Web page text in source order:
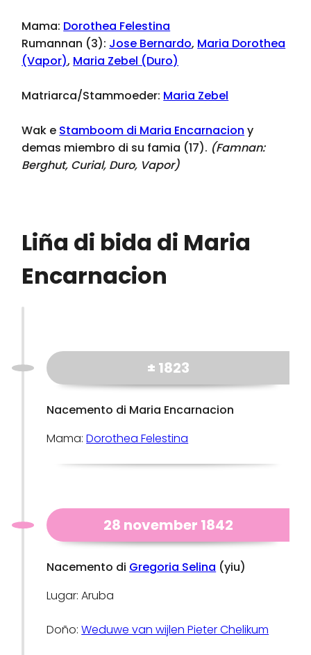
Mama: Dorothea Felestina
Rumannan (3): Jose Bernardo, Maria Dorothea
(Vapor), Maria Zebel (Duro)
Matriarca/Stammoeder: Maria Zebel
Wak e Stamboom di Maria Encarnacion y
demas miembro di su famia (17). (Famnan:
Berghut, Curial, Duro, Vapor)
Liña di bida di Maria
Encarnacion
± 1823
Nacemento di Maria Encarnacion
Mama:Dorothea Felestina
28 november 1842
Nacemento di Gregoria Selina (yiu)
Lugar: Aruba
Doño:Weduwe van wijlen Pieter Chelikum